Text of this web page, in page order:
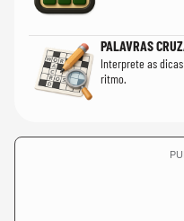
PALAVRAS
Interprete as
ritmo.